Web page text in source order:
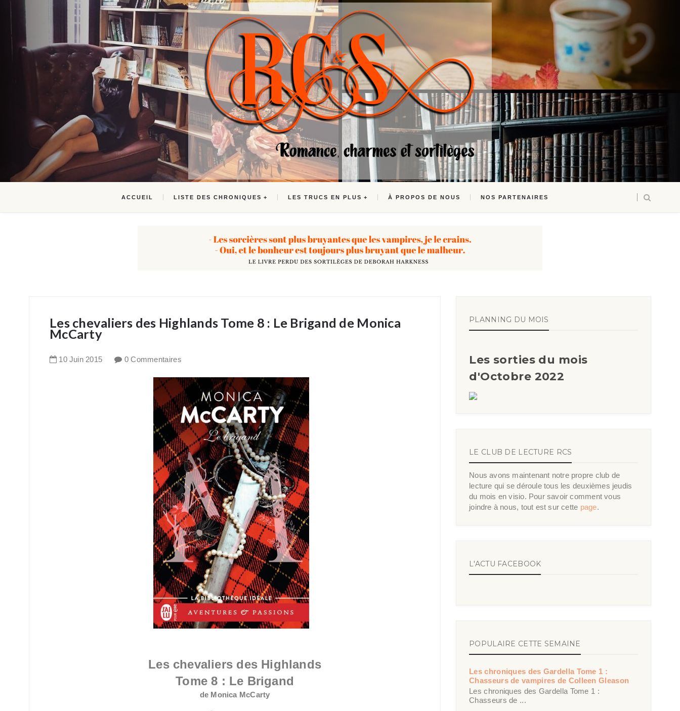
ACCUEIL LISTE DES CHRONIQUES LES TRUCS EN PLUS À PROPOS DE NOUS NOS PARTENAIRES
Les chevaliers des Highlands Tome 8 : Le Brigand de Monica
McCarty
10 Juin 2015 0 Commentaires
Les chevaliers des Highlands
Tome 8 : Le Brigand
de Monica McCarty
PLANNING DU MOIS
Les sorties du mois
d'Octobre 2022
LE CLUB DE LECTURE RCS
Nous avons maintenant notre propre club de
lecture qui se déroule tous les deuxièmes jeudis
du mois en visio. Pour savoir comment vous
joindre à nous, tout est sur cette page.
L'ACTU FACEBOOK
POPULAIRE CETTE SEMAINE
Les chroniques des Gardella Tome 1 :
Chasseurs de vampires de Colleen Gleason
Les chroniques des Gardella Tome 1 :
Chasseurs de ...